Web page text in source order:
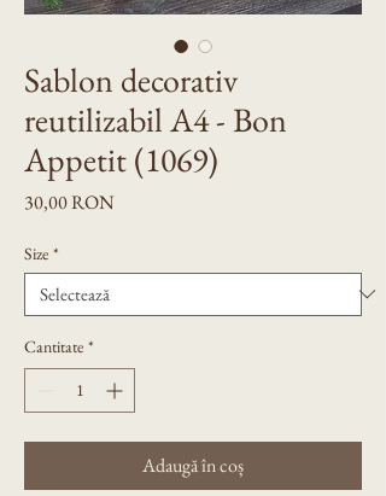
Sablon decorativ
reutilizabil A4 - Bon
Appetit (1069)
30,00 RONPreț
Size *
Cantitate *
Adaugă în coș